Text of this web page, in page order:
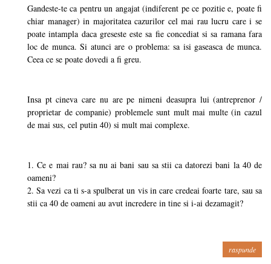
Gandeste-te ca pentru un angajat (indiferent pe ce pozitie e, poate fi
chiar manager) in majoritatea cazurilor cel mai rau lucru care i se
poate intampla daca greseste este sa fie concediat si sa ramana fara
loc de munca. Si atunci are o problema: sa isi gaseasca de munca.
Ceea ce se poate dovedi a fi greu.
Insa pt cineva care nu are pe nimeni deasupra lui (antreprenor /
proprietar de companie) problemele sunt mult mai multe (in cazul
de mai sus, cel putin 40) si mult mai complexe.
1. Ce e mai rau? sa nu ai bani sau sa stii ca datorezi bani la 40 de
oameni?
2. Sa vezi ca ti s-a spulberat un vis in care credeai foarte tare, sau sa
stii ca 40 de oameni au avut incredere in tine si i-ai dezamagit?
raspunde